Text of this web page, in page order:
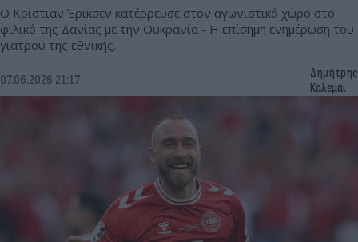
Ο Κρίστιαν Έρικσεν κατέρρευσε στον αγωνιστικό χώρο στο
φιλικό της Δανίας με την Ουκρανία - Η επίσημη ενημέρωση του
γιατρού της εθνικής.
07.06.2026 21:17
Δημήτρης
Καλεμάι